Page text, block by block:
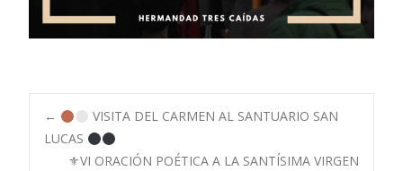
Navegación
←
VISITA DEL CARMEN AL SANTUARIO SAN
LUCAS
⚜VI ORACIÓN POÉTICA A LA SANTÍSIMA VIRGEN